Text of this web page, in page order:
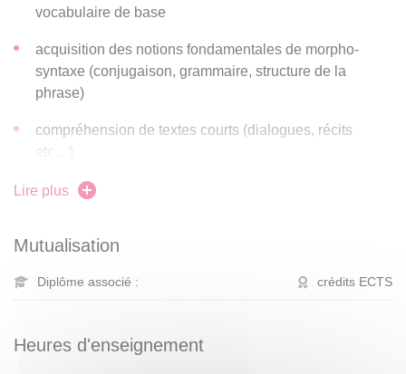
vocabulaire de base
acquisition des notions fondamentales de morpho-
syntaxe (conjugaison, grammaire, structure de la
phrase)
compréhension de textes courts (dialogues, récits
etc…)
expression écrite.
Lire plus
Mutualisation
Diplôme associé : crédits ECTS
Heures d'enseignement